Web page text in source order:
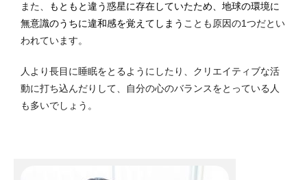
また、
もともと違う惑星に存在していたため、地球の環境に
無意識のうちに違和感を覚えてしまう ことも原因の1つだとい
われています。
人より長目に睡眠をとるようにしたり、クリエイティブな活
動に打ち込んだりして、自分の心のバランスをとっている人
も多いでしょう。